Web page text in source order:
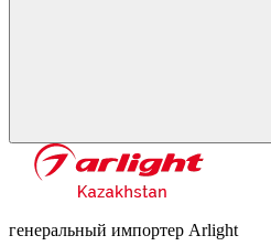
генеральный импортер Arlight